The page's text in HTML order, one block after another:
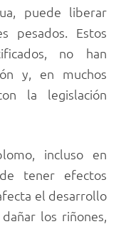
puede liberar
pesados. Estos
no han
y, en muchos
la legislación
incluso en
tener efectos
el desarrollo
los riñones,